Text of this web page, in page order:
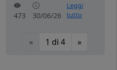
473 30/06/26
Leggi
tutto
« 1 di 4 »